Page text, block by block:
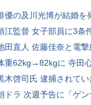
優の及川光博が結婚を
江監督 女子部員に3条
田直人 佐藤佳奈と電撃
重62kg→82kgに 寺田
木啓司氏 逮捕されてい
ドラ 次週予告に「ゲン